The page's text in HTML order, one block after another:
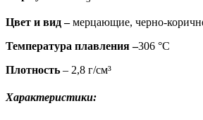
Цвет и вид –мерцающие, черно-
Температура плавления –306 °C
Плотность – 2,8 г/см³
Характеристики: